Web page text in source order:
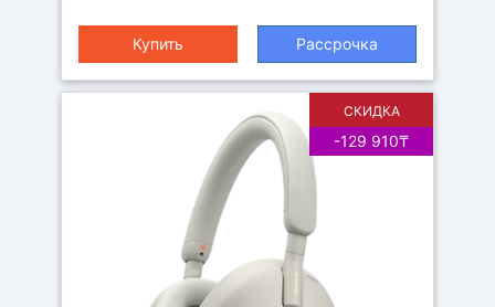
Купить Рассрочка
СКИДКА
-129 910₸